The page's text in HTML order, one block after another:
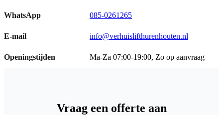
WhatsApp 085-0261265
E-mail info@verhuislifthurenhouten.nl
Openingstijden Ma-Za 07:00-19:00, Zo op aanvraag
Vraag een offerte aan